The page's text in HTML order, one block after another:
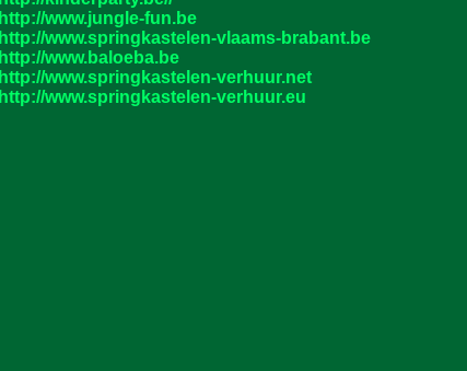
http://www.jungle-fun.be
http://www.springkastelen-vlaams-brabant.be
http://www.baloeba.be
http://www.springkastelen-verhuur.net
http://www.springkastelen-verhuur.eu